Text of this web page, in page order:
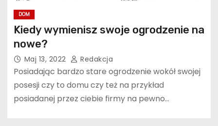
DOM
Kiedy wymienisz swoje ogrodzenie na
nowe?
Maj 13, 2022 Redakcja
Posiadając bardzo stare ogrodzenie wokół swojej
posesji czy to domu czy też na przykład
posiadanej przez ciebie firmy na pewno…